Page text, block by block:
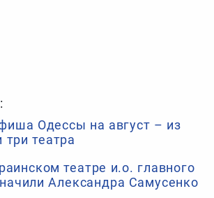
Одессы на август – из
театра
театре и.о. главного
Александра Самусенко